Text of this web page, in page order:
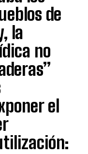
de
la
no
el